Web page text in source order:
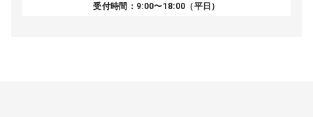
受付時間：9:00〜18:00（平日）